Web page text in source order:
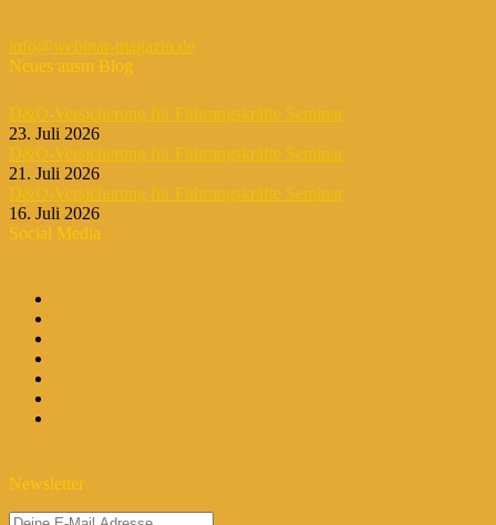
info@webinar-magazin.de
Neues ausm Blog
D&O-Versicherung für Führungskräfte Seminar
23. Juli 2026
D&O-Versicherung für Führungskräfte Seminar
21. Juli 2026
D&O-Versicherung für Führungskräfte Seminar
16. Juli 2026
Social Media
Newsletter